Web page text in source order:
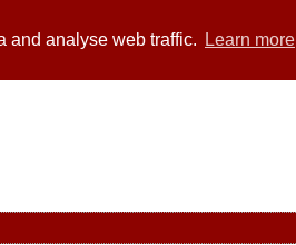
and analyse web traffic. Learn more